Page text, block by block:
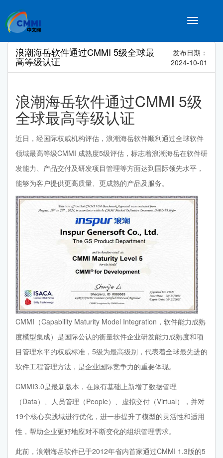
Toggle
浪潮海岳软件通过CMMI 5级全球最
高等级认证
发布日期：
2024-10-01
浪潮海岳软件通过CMMI 5级
全球最高等级认证
近日，经国际权威机构评估，浪潮海岳软件顺利通过全球软件
领域最高等级CMMI 成熟度5级评估，标志着浪潮海岳在软件研
发能力、产品交付及研发项目管理等方面达到国际领先水平，
能够为客户提供更高质量、更成熟的产品及服务。
CMMI（Capability Maturity Model Integration，软件能力成熟
度模型集成）是国际公认的衡量软件企业研发能力成熟度和项
目管理水平的权威标准，5级为最高级别，代表着全球最先进的
软件工程管理方法，是企业国际竞争力的重要体现。
CMMI3.0是最新版本，在原有基础上新增了数据管理
（Data）、人员管理（People）、虚拟交付（Virtual），并对
19个核心实践域进行优化，进一步提升了模型的灵活性和适用
性，帮助企业更好地应对不断变化的组织管理需求。
此前，浪潮海岳软件已于2012年省内首家通过CMMI 1.3版的5